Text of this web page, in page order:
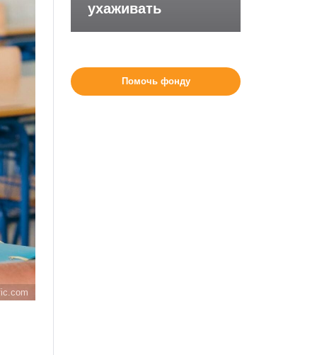
ухаживать
Помочь фонду